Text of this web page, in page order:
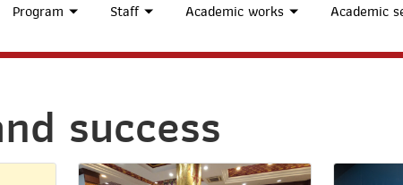
Program Staff Academic works Academic
success